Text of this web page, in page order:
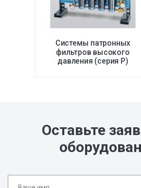
Системы патронных
фильтров высокого
давления (серия P)
Оставьте